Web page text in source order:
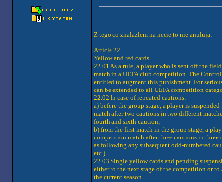
Z tego co znalazlem na necie to nie anuluja:
Article 22
Yellow and red cards
22.01 As a rule, a player who is sent off the
match in a UEFA club competition. The
entitled to augment this punishment. For
can be extended to all UEFA competition
22.02 In case of repeated cautions:
a) before the group stage, a player is
match after two cautions in two different
fourth and sixth caution;
b) from the first match in the group stage, a
competition match after three cautions in three
as following any subsequent odd-numbered
etc.).
22.03 Single yellow cards and pending
either to the next stage of the competition or
the current season.